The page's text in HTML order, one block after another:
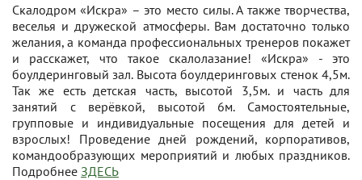
Скалодром «Искра» – это место силы. А также творчества,
веселья и дружеской атмосферы. Вам достаточно только
желания, а команда профессиональных тренеров покажет
и расскажет, что такое скалолазание! «Искра» - это
боулдеринговый зал. Высота боулдеринговых стенок 4,5м.
Так же есть детская часть, высотой 3,5м. и часть для
занятий с верёвкой, высотой 6м. Самостоятельные,
групповые и индивидуальные посещения для детей и
взрослых! Проведение дней рождений, корпоративов,
командообразующих мероприятий и любых праздников.
Подробнее ЗДЕСЬ